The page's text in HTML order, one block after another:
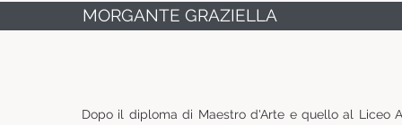
MORGANTE GRAZIELLA
Dopo il diploma di Maestro d'Arte e quello al Liceo